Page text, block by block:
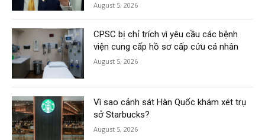
August 5, 2026
CPSC bị chỉ trích vì yêu cầu các bệnh
viện cung cấp hồ sơ cấp cứu cá nhân
August 5, 2026
Vì sao cảnh sát Hàn Quốc khám xét trụ
sở Starbucks?
August 5, 2026